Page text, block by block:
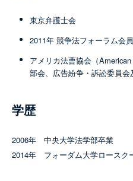
東京弁護士会
2011年 競争法フォーラム会員
アメリカ法曹協会（
部会、広告紛争・訴訟委員
学歴
2006年 中央大学法学部卒業
2014年 フォーダム大学ロースク